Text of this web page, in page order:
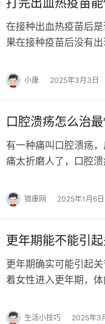
打完出血热疫苗
在接种出血热疫苗后
果在接种疫苗后没有
小康 2025年3月3日
口腔溃疡怎么治
有一种痛叫口腔溃疡
痛太折磨人了，口腔
猎康网 2025年1月6日
更年期能不能引
更年期确实可能引起
着女性进入更年期，
生活小技巧 2025年3